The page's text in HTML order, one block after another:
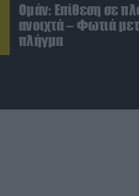
Ομάν: Επίθεση σε
ανοιχτά – Φωτιά
πλήγμα